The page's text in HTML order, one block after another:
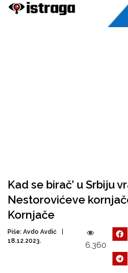
Kad se birač’ u Srbiju
Nestorovićeve
Kornjače
Piše: Avdo Avdić
18.12.2023.
6.360